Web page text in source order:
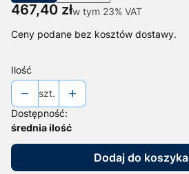
Cena
467,40 złw tym 23% VAT
w tym 23% VAT
Ceny podane bez kosztów dostawy.
Ilość
szt.
Dostępność:
średnia ilość
Dodaj do koszyka